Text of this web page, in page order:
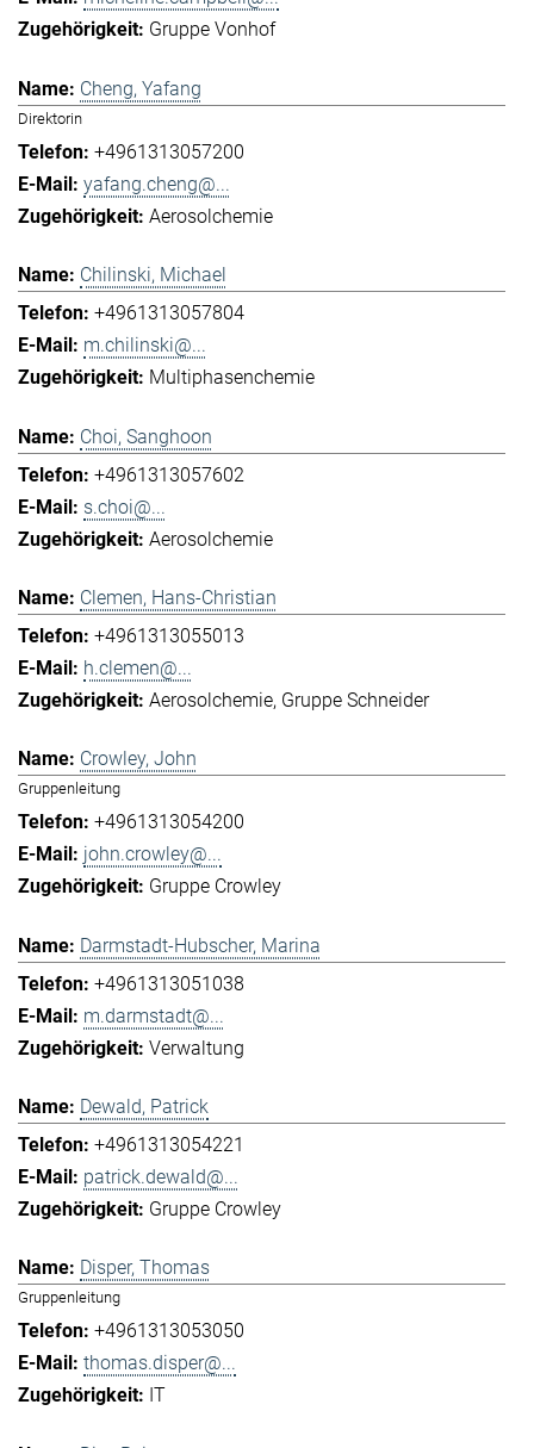
Gruppe Vonhof
Cheng, Yafang
Direktorin
+4961313057200
yafang.cheng@...
Aerosolchemie
Chilinski, Michael
+4961313057804
m.chilinski@...
Multiphasenchemie
Choi, Sanghoon
+4961313057602
s.choi@...
Aerosolchemie
Clemen, Hans-Christian
+4961313055013
h.clemen@...
Aerosolchemie Gruppe Schneider
Crowley, John
Gruppenleitung
+4961313054200
john.crowley@...
Gruppe Crowley
Darmstadt-Hubscher, Marina
+4961313051038
m.darmstadt@...
Verwaltung
Dewald, Patrick
+4961313054221
patrick.dewald@...
Gruppe Crowley
Disper, Thomas
Gruppenleitung
+4961313053050
thomas.disper@...
IT